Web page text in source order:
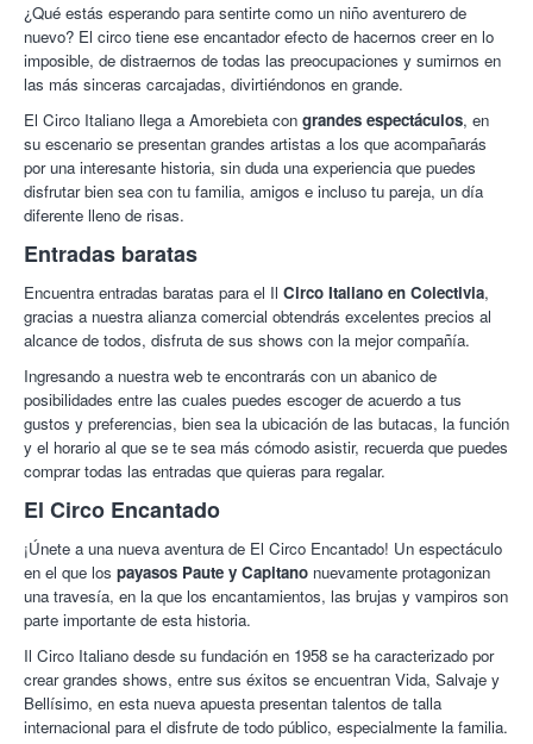
En total, dos horas sorprendentes e intensas para compartir
entre risas y emociones: Equilibrios de los malabarismos y la
eterna acrobacia. Sorpresa con los grandes aparatos de la
magia. En el espacio aéreo evolucionan números de trapecio,
telas y cintas. Con los pies de protagonistas: icarios, bicicletas
y monociclos. Velocidad y riesgo en los patines, los gauchos y
el increíble hombre bala. Acompañándolo todo, las risas
irresistibles del público brotando de la gracia de nuestros
inigualables payasos.
¡Vuelve a reír como un niño con Colectivia!
¿Qué estás esperando para sentirte como un niño aventurero de
nuevo? El circo tiene ese encantador efecto de hacernos creer en lo
imposible, de distraernos de todas las preocupaciones y sumirnos en
las más sinceras carcajadas, divirtiéndonos en grande.
El Circo Italiano llega a Amorebieta con grandes espectáculos, en
su escenario se presentan grandes artistas a los que acompañarás
por una interesante historia, sin duda una experiencia que puedes
disfrutar bien sea con tu familia, amigos e incluso tu pareja, un día
diferente lleno de risas.
Entradas baratas
Encuentra entradas baratas para el Il Circo Italiano en Colectivia,
gracias a nuestra alianza comercial obtendrás excelentes precios al
alcance de todos, disfruta de sus shows con la mejor compañía.
Ingresando a nuestra web te encontrarás con un abanico de
posibilidades entre las cuales puedes escoger de acuerdo a tus
gustos y preferencias, bien sea la ubicación de las butacas, la función
y el horario al que se te sea más cómodo asistir, recuerda que puedes
comprar todas las entradas que quieras para regalar.
El Circo Encantado
¡Únete a una nueva aventura de El Circo Encantado! Un espectáculo
en el que los payasos Paute y Capitano nuevamente protagonizan
una travesía, en la que los encantamientos, las brujas y vampiros son
parte importante de esta historia.
Il Circo Italiano desde su fundación en 1958 se ha caracterizado por
crear grandes shows, entre sus éxitos se encuentran Vida, Salvaje y
Bellísimo, en esta nueva apuesta presentan talentos de talla
internacional para el disfrute de todo público, especialmente la familia.